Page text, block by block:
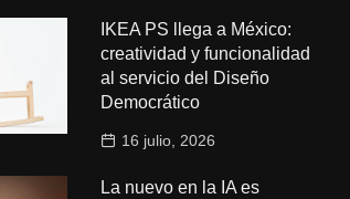
IKEA PS llega a México:
creatividad y funcionalidad
al servicio del Diseño
Democrático
16 julio, 2026
La nuevo en la IA es